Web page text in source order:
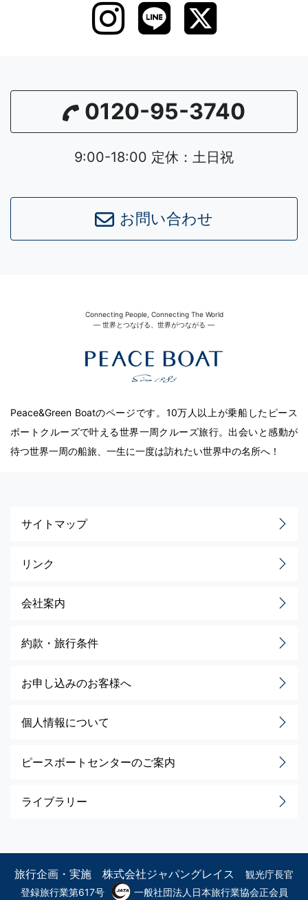
0120-95-3740
9:00-18:00 定休：土日祝
お問い合わせ
Connecting People, Connecting The World
― 世界とつなげる、世界がつながる ―
Peace&Green Boatのページです。10万人以上が乗船したピース
ボートクルーズで叶える世界一周クルーズ旅行。出会いと感動が
待つ世界一周の船旅、一生に一度は訪れたい世界中の名所へ！
サイトマップ
リンク
会社案内
約款・旅行条件
お申し込みのお客様へ
個人情報について
ピースボートセンターのご案内
ライブラリー
旅行企画・実施 株式会社ジャパングレイス 観光庁長官
登録旅行業第617号
一般社団法人日本旅行業協会正会員